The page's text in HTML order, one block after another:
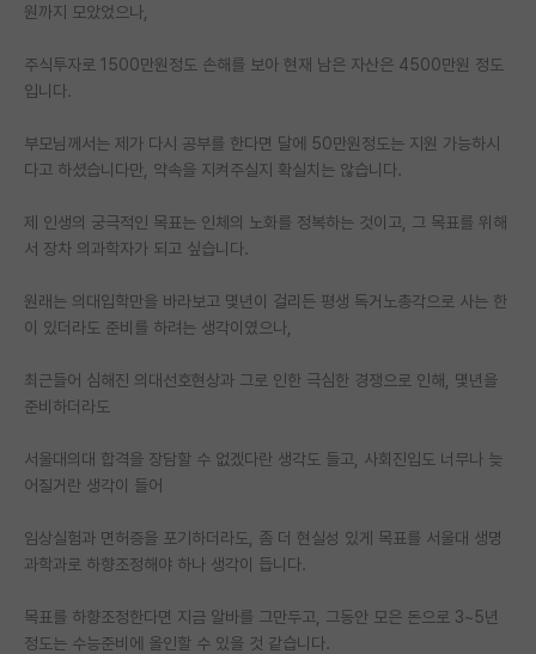
PI 전용 게시판
인문사회 계열 게시판
반도체/AI 게시판
장학금/장학생 게시판
학술 정보 게시판
홍보 게시판
유학교육
이벤트
반도체 아카데미
재팬라운지 🌸
원까지 모았었으나,
주식투자로 1500만원정도 손해를 보아 현재 남은 자산은 4500만원 정도
입니다.
부모님께서는 제가 다시 공부를 한다면 달에 50만원정도는 지원 가능하시
다고 하셨습니다만, 약속을 지켜주실지 확실치는 않습니다.
제 인생의 궁극적인 목표는 인체의 노화를 정복하는 것이고, 그 목표를 위해
서 장차 의과학자가 되고 싶습니다.
원래는 의대입학만을 바라보고 몇년이 걸리든 평생 독거노총각으로 사는 한
이 있더라도 준비를 하려는 생각이였으나,
최근들어 심해진 의대선호현상과 그로 인한 극심한 경쟁으로 인해, 몇년을
준비하더라도
서울대의대 합격을 장담할 수 없겠다란 생각도 들고, 사회진입도 너무나 늦
어질거란 생각이 들어
임상실험과 면허증을 포기하더라도, 좀 더 현실성 있게 목표를 서울대 생명
과학과로 하향조정해야 하나 생각이 듭니다.
목표를 하향조정한다면 지금 알바를 그만두고, 그동안 모은 돈으로 3~5년
정도는 수능준비에 올인할 수 있을 것 같습니다.